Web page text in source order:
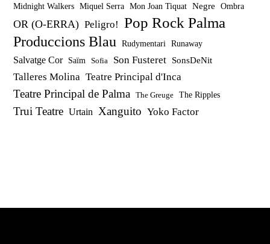
Midnight Walkers Miquel Serra Mon Joan Tiquat Negre Ombra
OR (O-ERRA) Peligro!
Pop Rock Palma
Produccions Blau
Rudymentari Runaway
Salvatge Cor Saïm Sofia Son Fusteret SonsDeNit
Talleres Molina Teatre Principal d'Inca
Teatre Principal de Palma The Greuge The Ripples
Trui Teatre Urtain Xanguito Yoko Factor